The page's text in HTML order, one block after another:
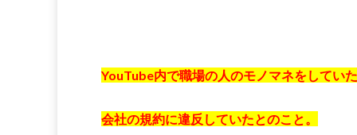
YouTube内で職場の人のモノマネをしてい
会社の規約に違反していたとのこと。